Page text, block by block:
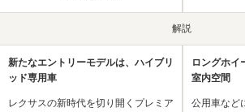
解説
新たなエントリーモデルは、ハイブリ
ッド専用車
レクサスの新時代を切り開くプレミア
ロングホイ
室内空間
公用車など